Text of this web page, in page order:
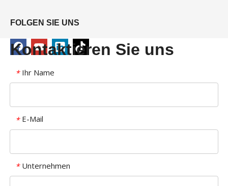
FOLGEN SIE UNS
Kontaktieren Sie uns
* Ihr Name
* E-Mail
* Unternehmen